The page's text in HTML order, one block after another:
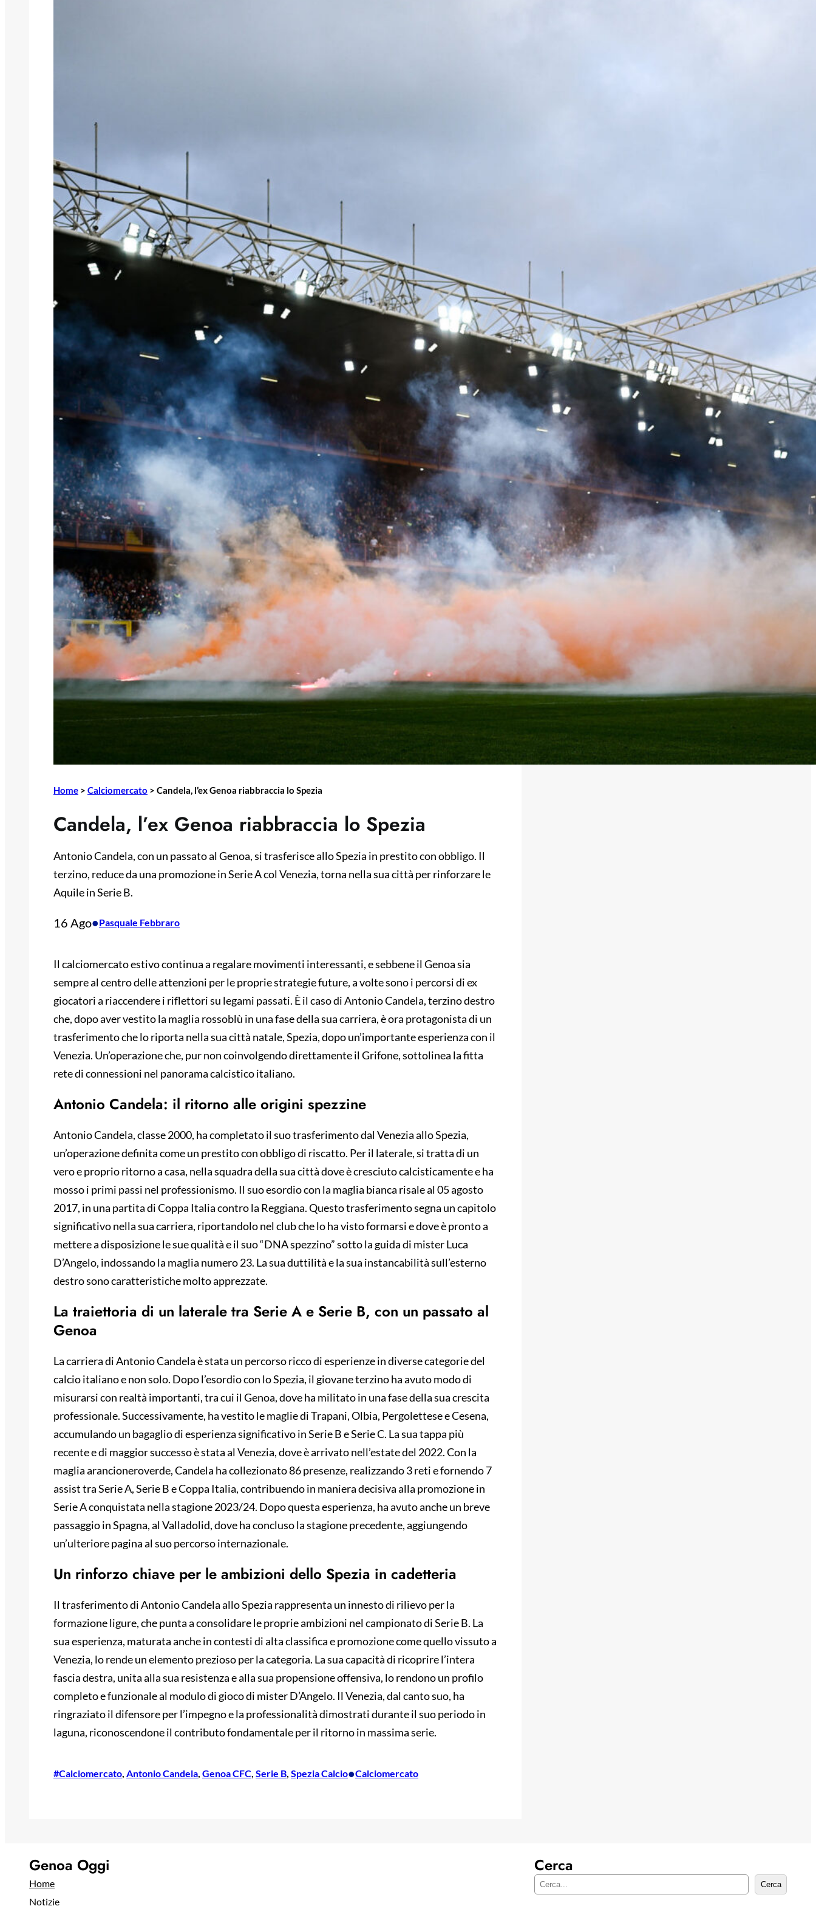
Home > Calciomercato > Candela, l’ex Genoa riabbraccia lo Spezia
Candela, l’ex Genoa riabbraccia lo Spezia
Antonio Candela, con un passato al Genoa, si trasferisce allo Spezia in prestito con obbligo. Il
terzino, reduce da una promozione in Serie A col Venezia, torna nella sua città per rinforzare le
Aquile in Serie B.
16 Ago•Pasquale Febbraro
Il calciomercato estivo continua a regalare movimenti interessanti, e sebbene il Genoa sia
sempre al centro delle attenzioni per le proprie strategie future, a volte sono i percorsi di ex
giocatori a riaccendere i riflettori su legami passati. È il caso di Antonio Candela, terzino destro
che, dopo aver vestito la maglia rossoblù in una fase della sua carriera, è ora protagonista di un
trasferimento che lo riporta nella sua città natale, Spezia, dopo un’importante esperienza con il
Venezia. Un’operazione che, pur non coinvolgendo direttamente il Grifone, sottolinea la fitta
rete di connessioni nel panorama calcistico italiano.
Antonio Candela: il ritorno alle origini spezzine
Antonio Candela, classe 2000, ha completato il suo trasferimento dal Venezia allo Spezia,
un’operazione definita come un prestito con obbligo di riscatto. Per il laterale, si tratta di un
vero e proprio ritorno a casa, nella squadra della sua città dove è cresciuto calcisticamente e ha
mosso i primi passi nel professionismo. Il suo esordio con la maglia bianca risale al 05 agosto
2017, in una partita di Coppa Italia contro la Reggiana. Questo trasferimento segna un capitolo
significativo nella sua carriera, riportandolo nel club che lo ha visto formarsi e dove è pronto a
mettere a disposizione le sue qualità e il suo “DNA spezzino” sotto la guida di mister Luca
D’Angelo, indossando la maglia numero 23. La sua duttilità e la sua instancabilità sull’esterno
destro sono caratteristiche molto apprezzate.
La traiettoria di un laterale tra Serie A e Serie B, con un passato al
Genoa
La carriera di Antonio Candela è stata un percorso ricco di esperienze in diverse categorie del
calcio italiano e non solo. Dopo l’esordio con lo Spezia, il giovane terzino ha avuto modo di
misurarsi con realtà importanti, tra cui il Genoa, dove ha militato in una fase della sua crescita
professionale. Successivamente, ha vestito le maglie di Trapani, Olbia, Pergolettese e Cesena,
accumulando un bagaglio di esperienza significativo in Serie B e Serie C. La sua tappa più
recente e di maggior successo è stata al Venezia, dove è arrivato nell’estate del 2022. Con la
maglia arancioneroverde, Candela ha collezionato 86 presenze, realizzando 3 reti e fornendo 7
assist tra Serie A, Serie B e Coppa Italia, contribuendo in maniera decisiva alla promozione in
Serie A conquistata nella stagione 2023/24. Dopo questa esperienza, ha avuto anche un breve
passaggio in Spagna, al Valladolid, dove ha concluso la stagione precedente, aggiungendo
un’ulteriore pagina al suo percorso internazionale.
Un rinforzo chiave per le ambizioni dello Spezia in cadetteria
Il trasferimento di Antonio Candela allo Spezia rappresenta un innesto di rilievo per la
formazione ligure, che punta a consolidare le proprie ambizioni nel campionato di Serie B. La
sua esperienza, maturata anche in contesti di alta classifica e promozione come quello vissuto a
Venezia, lo rende un elemento prezioso per la categoria. La sua capacità di ricoprire l’intera
fascia destra, unita alla sua resistenza e alla sua propensione offensiva, lo rendono un profilo
completo e funzionale al modulo di gioco di mister D’Angelo. Il Venezia, dal canto suo, ha
ringraziato il difensore per l’impegno e la professionalità dimostrati durante il suo periodo in
laguna, riconoscendone il contributo fondamentale per il ritorno in massima serie.
#Calciomercato, Antonio Candela, Genoa CFC, Serie B, Spezia Calcio•Calciomercato
Genoa Oggi
Home
Notizie
Cerca
C
Cerca